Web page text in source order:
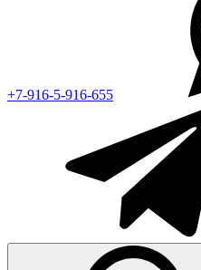
+7-916-5-916-655